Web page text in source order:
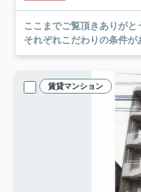
ここまでご覧頂きありがとうございます。 お
それぞれこだわりの条件
賃貸マンション